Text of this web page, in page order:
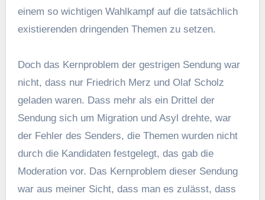
einem so wichtigen Wahlkampf auf die tatsächlich
existierenden dringenden Themen zu setzen.
Doch das Kernproblem der gestrigen Sendung war
nicht, dass nur Friedrich Merz und Olaf Scholz
geladen waren. Dass mehr als ein Drittel der
Sendung sich um Migration und Asyl drehte, war
der Fehler des Senders, die Themen wurden nicht
durch die Kandidaten festgelegt, das gab die
Moderation vor. Das Kernproblem dieser Sendung
war aus meiner Sicht, dass man es zulässt, dass